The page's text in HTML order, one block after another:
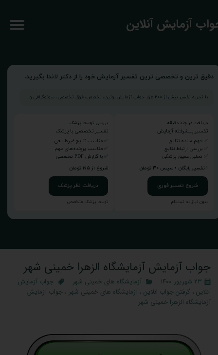
آزمایش آنلاین
دقیق ترین و تخصصی ترین تفسیر آزمایش خود را از دکتر لاندا بگیرید.
با تجربه تفسیر بیش از ۲۰۰ هزار جواب آزمایش روتین، تخصص، فوق تخصصی، سونوگرافی و...
دریافت در چند دقیقه
تفسیر پیشرفته آزمایش
✅ فهم ساده نتایج
✅ بررسی ارتباط نتایج
✅ تحلیل عمیق پزشکی
۱ تفسیر رایگان • سپس ۳۰ تومان
شروع تفسیر فوری
بدون نیاز به ثبت‌نام
بررسی توسط پزشک
تفسیر تخصصی با پزشک
✅ مناسب نتایج غیرطبیعی
✅ مناسب پرونده‌های مهم
✅ با گزارش PDF تخصصی
شروع از ۱۹۵ تومان
دریافت نظر پزشک
توسط پزشک متخصص
جواب آزمایش آزمایشگاه الزهرا خمینی شهر
۲۳ شهریور ۱۴۰۰ آزمایشگاه های خمینی شهر
جواب آزمایش
آنلاین ، گرفتن جواب انلاین ، آزمایشگاه های خمینی شهر ، جواب آزمایش
آزمایشگاه الزهرا خمینی شهر